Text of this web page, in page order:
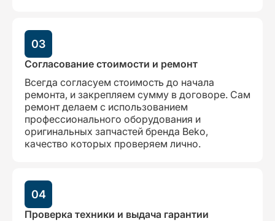
03
Согласование стоимости и ремонт
Всегда согласуем стоимость до начала
ремонта, и закрепляем сумму в договоре. Сам
ремонт делаем с использованием
профессионального оборудования и
оригинальных запчастей бренда Beko,
качество которых проверяем лично.
04
Проверка техники и выдача гарантии